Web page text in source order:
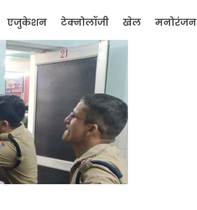
एजुकेशन टेक्नोलॉजी खेल मनोरंजन